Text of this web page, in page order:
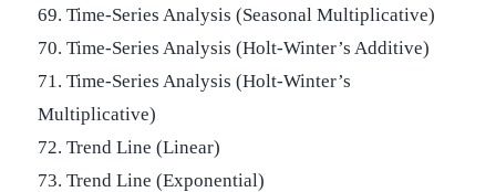
69. Time-Series Analysis (Seasonal Multiplicative)
70. Time-Series Analysis (Holt-Winter’s Additive)
71. Time-Series Analysis (Holt-Winter’s
Multiplicative)
72. Trend Line (Linear)
73. Trend Line (Exponential)